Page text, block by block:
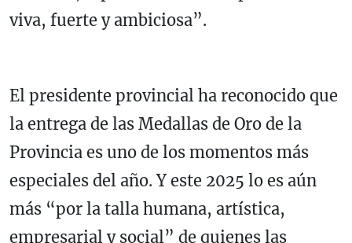
viva, fuerte y ambiciosa”.
El presidente provincial ha reconocido que
la entrega de las Medallas de Oro de la
Provincia es uno de los momentos más
especiales del año. Y este 2025 lo es aún
más “por la talla humana, artística,
empresarial y social” de quienes las